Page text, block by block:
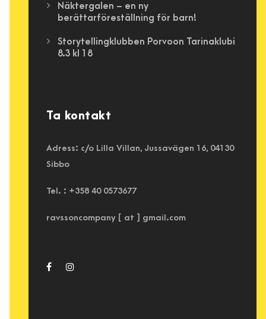
Näktergalen – en ny
berättarföreställning för barn!
Storytellingklubben Porvoon Tarinaklubi
8.3 kl 18
Ta kontakt
Adress: c/o Lilla Villan, Jussavägen 16, 04130
Sibbo
Tel. : +358 40 0573677
ravssoncompany [ at ] gmail.com